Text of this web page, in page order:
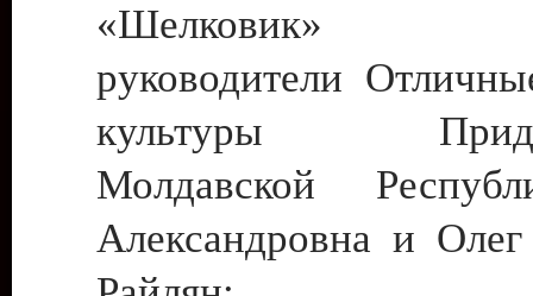
«Шелковик»
руководители
культуры
Молдавской
Александровна и